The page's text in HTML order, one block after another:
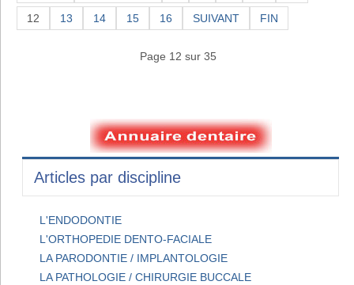
12 13 14 15 16 SUIVANT FIN
Page 12 sur 35
Articles par discipline
L'ENDODONTIE
L'ORTHOPEDIE DENTO-FACIALE
LA PARODONTIE / IMPLANTOLOGIE
LA PATHOLOGIE / CHIRURGIE BUCCALE